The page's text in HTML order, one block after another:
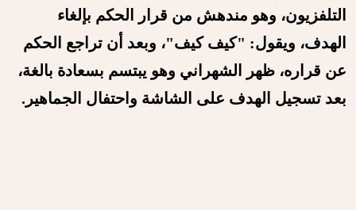
التلفزيون، وهو مندهش من قرار الحكم بإلغاء
الهدف، ويقول: "كيف كيف"، وبعد أن تراجع الحكم
عن قراره، ظهر الشهراني وهو يبتسم بسعادة بالغة،
بعد تسجيل الهدف على الشاشة واحتفال الجماهير.